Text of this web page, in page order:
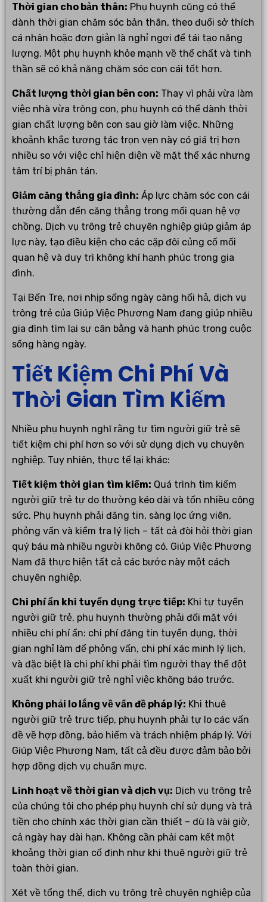
Thời gian cho bản thân: Phụ huynh cũng có thể
dành thời gian chăm sóc bản thân, theo đuổi sở thích
cá nhân hoặc đơn giản là nghỉ ngơi để tái tạo năng
lượng. Một phụ huynh khỏe mạnh về thể chất và tinh
thần sẽ có khả năng chăm sóc con cái tốt hơn.
Chất lượng thời gian bên con: Thay vì phải vừa làm
việc nhà vừa trông con, phụ huynh có thể dành thời
gian chất lượng bên con sau giờ làm việc. Những
khoảnh khắc tương tác trọn vẹn này có giá trị hơn
nhiều so với việc chỉ hiện diện về mặt thể xác nhưng
tâm trí bị phân tán.
Giảm căng thẳng gia đình: Áp lực chăm sóc con cái
thường dẫn đến căng thẳng trong mối quan hệ vợ
chồng. Dịch vụ trông trẻ chuyên nghiệp giúp giảm áp
lực này, tạo điều kiện cho các cặp đôi củng cố mối
quan hệ và duy trì không khí hạnh phúc trong gia
đình.
Tại Bến Tre, nơi nhịp sống ngày càng hối hả, dịch vụ
trông trẻ của Giúp Việc Phương Nam đang giúp nhiều
gia đình tìm lại sự cân bằng và hạnh phúc trong cuộc
sống hàng ngày.
Tiết Kiệm Chi Phí Và
Thời Gian Tìm Kiếm
Nhiều phụ huynh nghĩ rằng tự tìm người giữ trẻ sẽ
tiết kiệm chi phí hơn so với sử dụng dịch vụ chuyên
nghiệp. Tuy nhiên, thực tế lại khác:
Tiết kiệm thời gian tìm kiếm: Quá trình tìm kiếm
người giữ trẻ tự do thường kéo dài và tốn nhiều công
sức. Phụ huynh phải đăng tin, sàng lọc ứng viên,
phỏng vấn và kiểm tra lý lịch – tất cả đòi hỏi thời gian
quý báu mà nhiều người không có. Giúp Việc Phương
Nam đã thực hiện tất cả các bước này một cách
chuyên nghiệp.
Chi phí ẩn khi tuyển dụng trực tiếp: Khi tự tuyển
người giữ trẻ, phụ huynh thường phải đối mặt với
nhiều chi phí ẩn: chi phí đăng tin tuyển dụng, thời
gian nghỉ làm để phỏng vấn, chi phí xác minh lý lịch,
và đặc biệt là chi phí khi phải tìm người thay thế đột
xuất khi người giữ trẻ nghỉ việc không báo trước.
Không phải lo lắng về vấn đề pháp lý: Khi thuê
người giữ trẻ trực tiếp, phụ huynh phải tự lo các vấn
đề về hợp đồng, bảo hiểm và trách nhiệm pháp lý. Với
Giúp Việc Phương Nam, tất cả đều được đảm bảo bởi
hợp đồng dịch vụ chuẩn mực.
Linh hoạt về thời gian và dịch vụ: Dịch vụ trông trẻ
của chúng tôi cho phép phụ huynh chỉ sử dụng và trả
tiền cho chính xác thời gian cần thiết – dù là vài giờ,
cả ngày hay dài hạn. Không cần phải cam kết một
khoảng thời gian cố định như khi thuê người giữ trẻ
toàn thời gian.
Xét về tổng thể, dịch vụ trông trẻ chuyên nghiệp của